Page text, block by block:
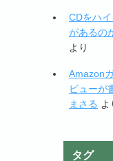
CDをハ
があるの
より
Amazon
ビューが
まさる よ
タグ